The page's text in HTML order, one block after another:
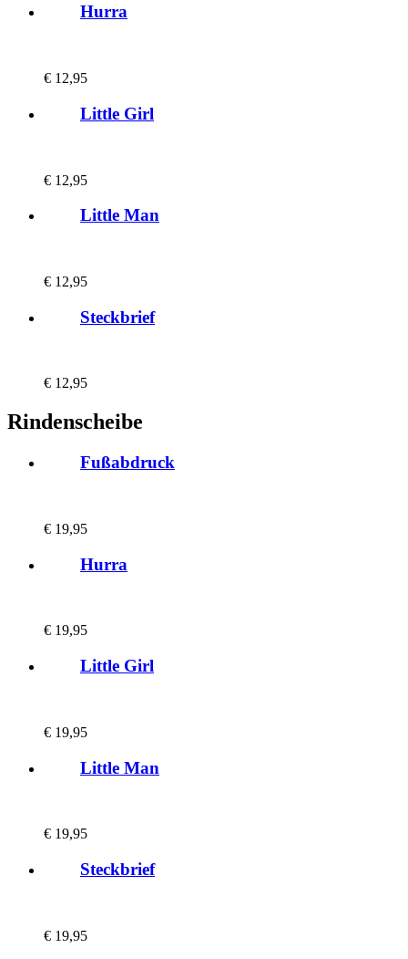
Hurra
€ 12,95
Little Girl
€ 12,95
Little Man
€ 12,95
Steckbrief
€ 12,95
Rindenscheibe
Fußabdruck
€ 19,95
Hurra
€ 19,95
Little Girl
€ 19,95
Little Man
€ 19,95
Steckbrief
€ 19,95